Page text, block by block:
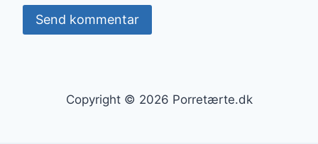
Copyright © 2026 Porretærte.dk